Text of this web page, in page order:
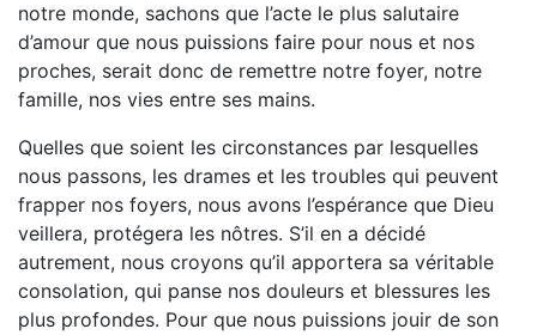
notre monde, sachons que l’acte le plus salutaire
d’amour que nous puissions faire pour nous et nos
proches, serait donc de remettre notre foyer, notre
famille, nos vies entre ses mains.
Quelles que soient les circonstances par lesquelles
nous passons, les drames et les troubles qui peuvent
frapper nos foyers, nous avons l’espérance que Dieu
veillera, protégera les nôtres. S’il en a décidé
autrement, nous croyons qu’il apportera sa véritable
consolation, qui panse nos douleurs et blessures les
plus profondes. Pour que nous puissions jouir de son